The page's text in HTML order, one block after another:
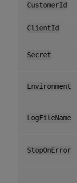
CustomerId
ClientId
Secret
Environment
LogFileName
StopOnError